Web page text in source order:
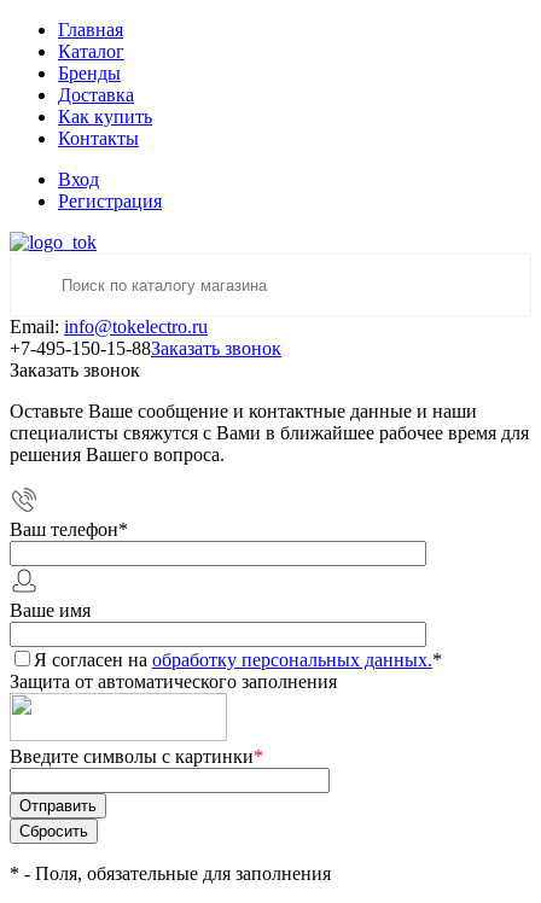
Главная
Каталог
Бренды
Доставка
Как купить
Контакты
Вход
Регистрация
Email: info@tokelectro.ru
+7-495-150-15-88Заказать звонок
Заказать звонок
Оставьте Ваше сообщение и контактные данные и наши
специалисты свяжутся с Вами в ближайшее рабочее время для
решения Вашего вопроса.
Ваш телефон*
Ваше имя
Я согласен на обработку персональных данных.*
Защита от автоматического заполнения
Введите символы с картинки*
* - Поля, обязательные для заполнения